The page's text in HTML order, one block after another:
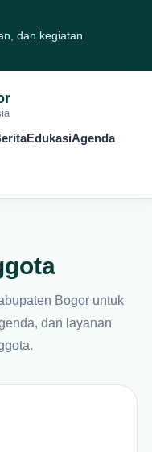
dan kegiatan
EdukasiAgenda
Bogor untuk
dan layanan